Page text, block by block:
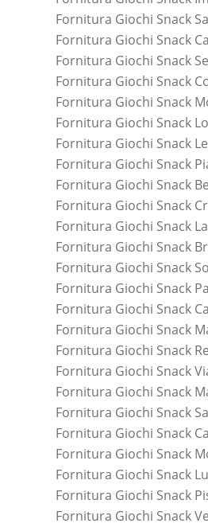
Fornitura Giochi Snack
Fornitura Giochi Snack
Fornitura Giochi Snack
Fornitura Giochi Snack
Fornitura Giochi Snack
Fornitura Giochi Snack
Fornitura Giochi Snack
Fornitura Giochi Snack
Fornitura Giochi Snack
Fornitura Giochi Snack
Fornitura Giochi Snack
Fornitura Giochi Snack
Fornitura Giochi Snack
Fornitura Giochi Snack
Fornitura Giochi Snack
Fornitura Giochi Snack
Fornitura Giochi Snack
Fornitura Giochi Snack
Fornitura Giochi Snack
Fornitura Giochi Snack
Fornitura Giochi Snack
Fornitura Giochi Snack
Fornitura Giochi Snack
Fornitura Giochi Snack
Fornitura Giochi Snack